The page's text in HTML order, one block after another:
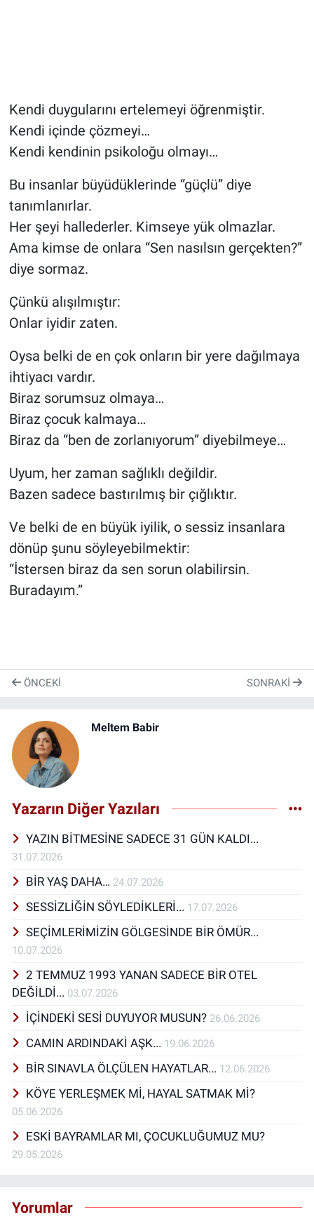
Kendi duygularını ertelemeyi öğrenmiştir.
Kendi içinde çözmeyi…
Kendi kendinin psikoloğu olmayı…
Bu insanlar büyüdüklerinde “güçlü” diye
tanımlanırlar.
Her şeyi hallederler. Kimseye yük olmazlar.
Ama kimse de onlara “Sen nasılsın gerçekten?”
diye sormaz.
Çünkü alışılmıştır:
Onlar iyidir zaten.
Oysa belki de en çok onların bir yere dağılmaya
ihtiyacı vardır.
Biraz sorumsuz olmaya…
Biraz çocuk kalmaya…
Biraz da “ben de zorlanıyorum” diyebilmeye…
Uyum, her zaman sağlıklı değildir.
Bazen sadece bastırılmış bir çığlıktır.
Ve belki de en büyük iyilik, o sessiz insanlara
dönüp şunu söyleyebilmektir:
“İstersen biraz da sen sorun olabilirsin.
Buradayım.”
ÖNCEKI SONRAKI
Meltem Babir
Yazarın Diğer Yazıları
YAZIN BİTMESİNE SADECE 31 GÜN KALDI...
31.07.2026
BİR YAŞ DAHA… 24.07.2026
SESSİZLİĞİN SÖYLEDİKLERİ... 17.07.2026
SEÇİMLERİMİZİN GÖLGESİNDE BİR ÖMÜR...
10.07.2026
2 TEMMUZ 1993 YANAN SADECE BİR OTEL
DEĞİLDİ... 03.07.2026
İÇİNDEKİ SESİ DUYUYOR MUSUN? 26.06.2026
CAMIN ARDINDAKİ AŞK... 19.06.2026
BİR SINAVLA ÖLÇÜLEN HAYATLAR... 12.06.2026
KÖYE YERLEŞMEK Mİ, HAYAL SATMAK Mİ?
05.06.2026
ESKİ BAYRAMLAR MI, ÇOCUKLUĞUMUZ MU?
29.05.2026
Yorumlar